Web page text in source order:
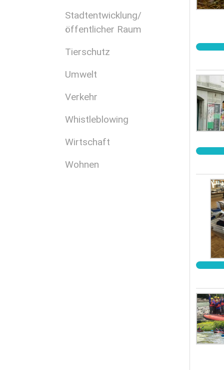
Stadtentwicklung/
öffentlicher Raum
Tierschutz
Umwelt
Verkehr
Whistleblowing
Wirtschaft
Wohnen